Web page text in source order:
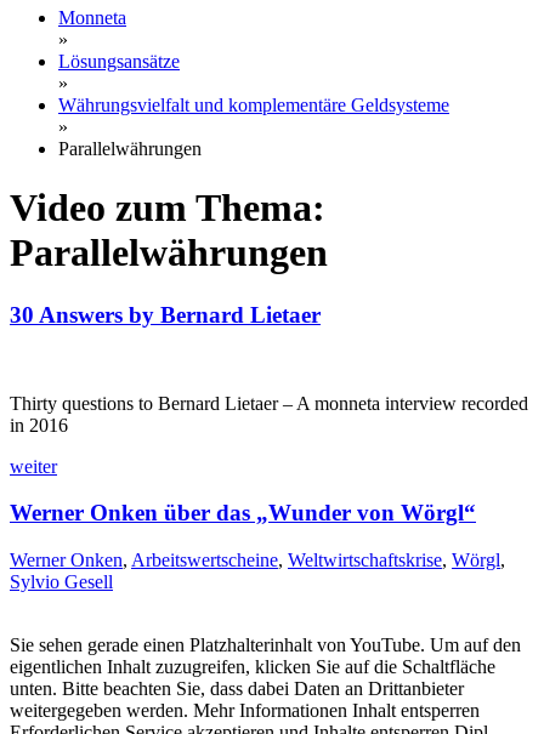
Monneta
»
Lösungsansätze
»
Währungsvielfalt und komplementäre Geldsysteme
»
Parallelwährungen
Video zum Thema:
Parallelwährungen
30 Answers by Bernard Lietaer
Thirty questions to Bernard Lietaer – A monneta interview recorded
in 2016
weiter
Werner Onken über das „Wunder von Wörgl“
Werner Onken, Arbeitswertscheine, Weltwirtschaftskrise, Wörgl,
Sylvio Gesell
Sie sehen gerade einen Platzhalterinhalt von YouTube. Um auf den
eigentlichen Inhalt zuzugreifen, klicken Sie auf die Schaltfläche
unten. Bitte beachten Sie, dass dabei Daten an Drittanbieter
weitergegeben werden. Mehr Informationen Inhalt entsperren